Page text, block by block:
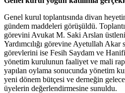
Genel kurul toplantısında divan
gündem maddeleri görüşüldü.
görevini Avukat M. Saki Arslan
Yardımcılığı görevine Ayetullah
görevlerini ise Fesih Saydam ve
yönetim kurulunun faaliyet ve mali
yapılan oylama sonucunda yönetim
yeni dönem bütçesi ve derneğin
üyelerin değerlendirmesine sunuldu.